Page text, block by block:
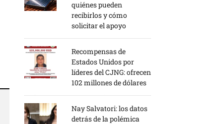
quiénes pueden
recibirlos y cómo
solicitar el apoyo
Recompensas de
Estados Unidos por
líderes del CJNG: ofrecen
102 millones de dólares
Nay Salvatori: los datos
detrás de la polémica